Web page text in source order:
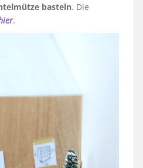
basteln. Die
.